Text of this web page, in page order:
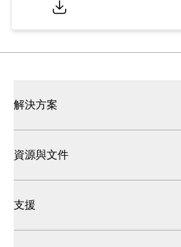
解決方案
資源與文件
支援